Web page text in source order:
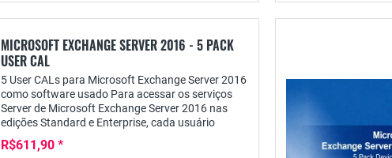
MICROSOFT EXCHANGE SERVER 2016 - 5 PACK
USER CAL
5 User CALs para Microsoft Exchange Server 2016
como software usado Para acessar os serviços
Server de Microsoft Exchange Server 2016 nas
edições Standard e Enterprise, cada usuário
precisa de uma licença de acesso pessoal de
cliente,...
R$611,90 *